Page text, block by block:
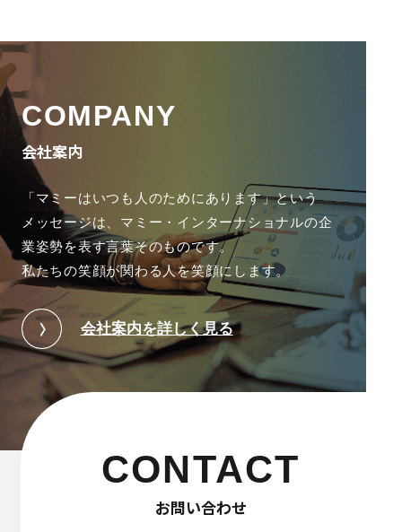
COMPANY
会社案内
「マミーはいつも人のためにあります」という
メッセージは、 マミー・インターナショナルの企
業姿勢を表す言葉そのものです。
私たちの笑顔が関わる人を笑顔にします。
会社案内を詳しく見る
CONTACT
お問い合わせ